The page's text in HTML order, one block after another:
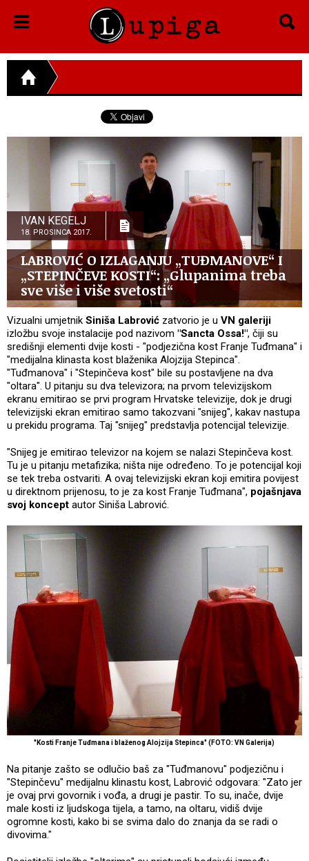
IVAN KEGELJ
18. PROSINCA 2017.
LABROVIĆ O IZLAGANJU „TUĐMANOVE“ I
„STEPINČEVE KOSTI“: „Glupanima treba
sve više i više svetosti“
Vizualni umjetnik Siniša Labrović zatvorio je u VN galeriji
izložbu svoje instalacije pod nazivom "Sancta Ossa!", čiji su
središnji elementi dvije kosti - "podjezična kost Franje Tuđmana" i
"medijalna klinasta kost blaženika Alojzija Stepinca".
"Tuđmanova" i "Stepinčeva kost" bile su postavljene na dva
"oltara". U pitanju su dva televizora; na prvom televizijskom
ekranu emitirao se prvi program Hrvatske televizije, dok je drugi
televizijski ekran emitirao samo takozvani "snijeg", kakav nastupa
u prekidu programa. Taj "snijeg" predstavlja potencijal televizije.
"Snijeg je emitirao televizor na kojem se nalazi Stepinčeva kost.
Tu je u pitanju metafizika; ništa nije određeno. To je potencijal koji
se tek treba ostvariti. A ovaj televizijski ekran koji emitira povijest
u direktnom prijenosu, to je za kost Franje Tuđmana", pojašnjava
svoj koncept autor Siniša Labrović.
"Kosti Franje Tuđmana i blaženog Alojzija Stepinca" (FOTO: VN Galerija)
Na pitanje zašto se odlučio baš za "Tuđmanovu" podjezičnu i
"Stepinčevu" medijalnu klinastu kost, Labrović odgovara: "Zato jer
je ovaj prvi govornik i vođa, a drugi je pastir. To su, inače, dvije
male kosti iz ljudskoga tijela, a tamo, na oltaru, vidiš dvije
ogromne kosti, kako bi se svima dalo do znanja da se radi o
divovima."